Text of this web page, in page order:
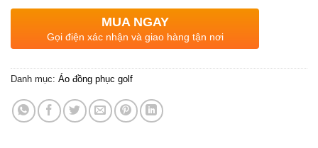
MUA NGAY
Gọi điện xác nhận và giao hàng tận nơi
Danh mục: Áo đồng phục golf